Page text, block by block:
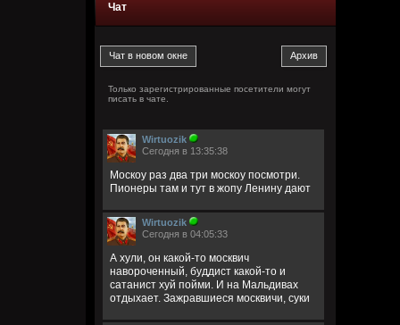
Чат
Только зарегистрированные посетители могут
писать в чате.
Wirtuozik
Сегодня в 13:35:38
Москоу раз два три москоу посмотри.
Пионеры там и тут в жопу Ленину дают
Wirtuozik
Сегодня в 04:05:33
А хули, он какой-то москвич
навороченный, буддист какой-то и
сатанист хуй пойми. И на Мальдивах
отдыхает. Зажравшиеся москвичи, суки